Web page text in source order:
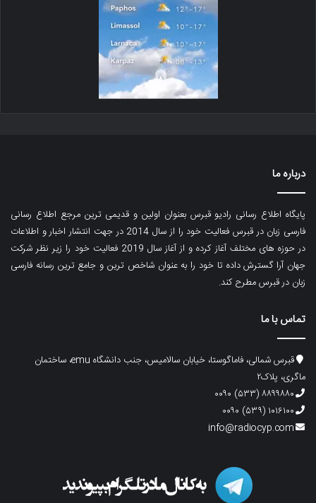
درباره ما
پایگاه اطلاع رسانی رادیو قبرس بعنوان اولین و قدیمی ترین مرجع اطلاع رسانی
فارسی زبان در قبرس فعالیت خود را از سال 2014 در جهت انتشار اخبار و اطلاعات
در حوزه های مختلف آغاز کرده و از آغاز سال 2019 فعالیت خود را زیر نظر شرکت
جهان آرا گسترش داده تا خود را به عنوان شاخص ترین و جامع ترین رسانه فارسی
زبان در قبرس مطرح کند.
تماس با ما
قبرس شمالی، فاماگوستا، خیابان سالامیس، جنب دانشگاه emu، ساختمان
ماگری، پلاک۲
۸۸۹۹۸۸۰ (۵۳۳) ۰۰۹۰
۱۰۱۶۱۰۰ (۵۳۹) ۰۰۹۰
info@radiocyp.com